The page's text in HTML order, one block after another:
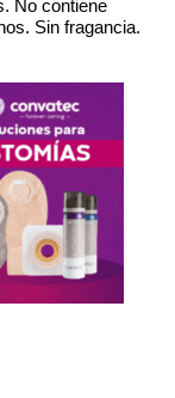
No contiene
Sin fragancia.